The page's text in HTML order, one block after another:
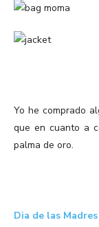
Yo he comprado
que en cuanto a
palma de oro.
Dia de las